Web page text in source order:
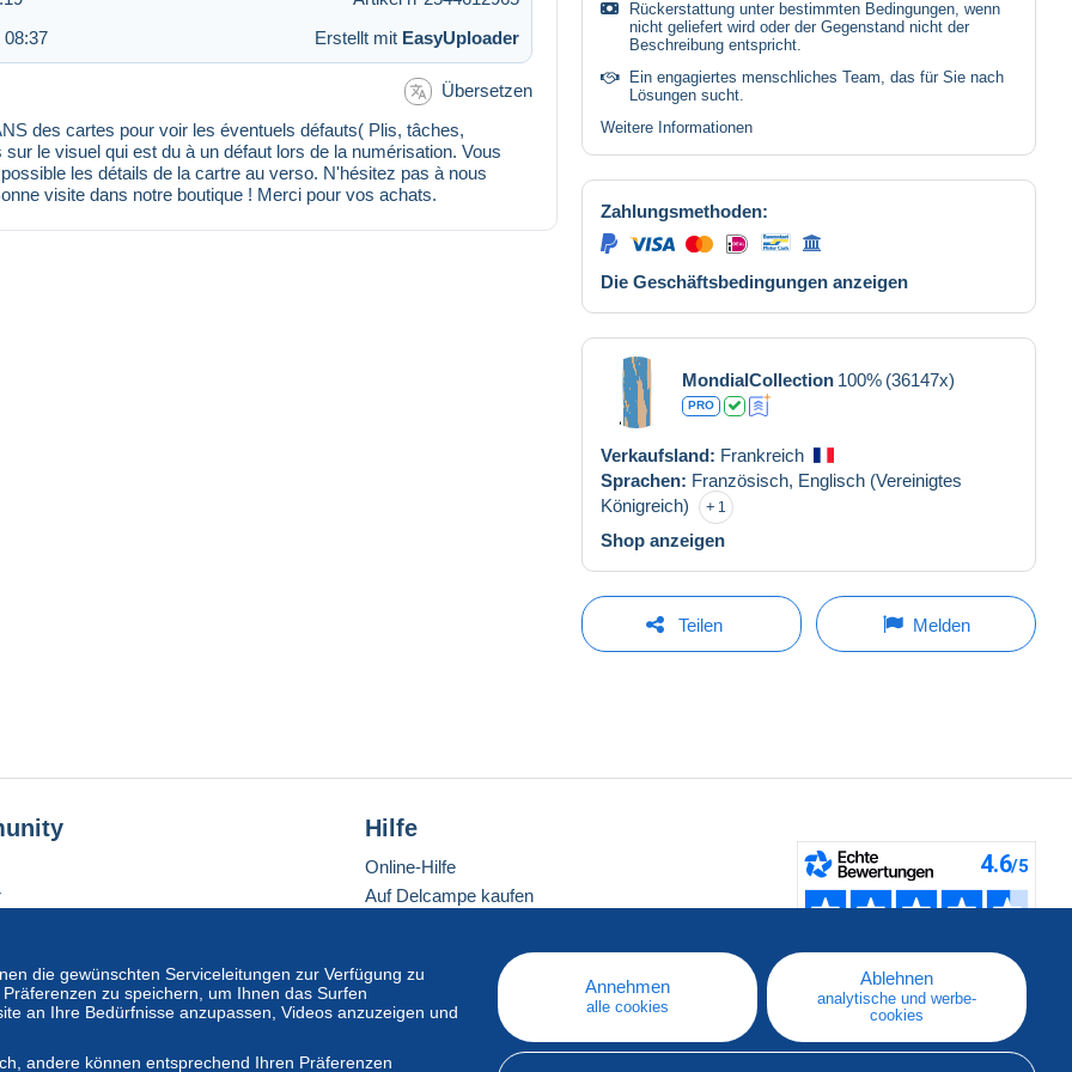
08:37 Erstellt mit EasyUploader
Übersetzen
des cartes pour voir les éventuels défauts( Plis, tâches,
le visuel qui est du à un défaut lors de la numérisation. Vous
les détails de la cartre au verso. N'hésitez pas à nous
visite dans notre boutique ! Merci pour vos achats.
Rückerstattung unter bestimmten Bedingungen, wenn
nicht geliefert wird oder der Gegenstand nicht der
Beschreibung entspricht.
Ein engagiertes menschliches Team, das für Sie nach
Lösungen sucht.
Weitere Informationen
Zahlungsmethoden:
Die Geschäftsbedingungen anzeigen
MondialCollection 100% (36147x)
PRO
Verkaufsland: Frankreich
Sprachen: Französisch, Englisch (Vereinigtes
Königreich)
1
Shop anzeigen
Teilen Melden
die gewünschten Serviceleitungen zur Verfügung zu
zu speichern, um Ihnen das Surfen
an Ihre Bedürfnisse anzupassen, Videos anzuzeigen und
andere können entsprechend Ihren Präferenzen
Annehmen
alle cookies
Ablehnen
analytische und werbe-
cookies
Hilfe
Online-Hilfe
Auf Delcampe kaufen
Eine sichere Website